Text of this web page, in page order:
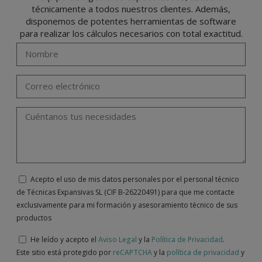
técnicamente a todos nuestros clientes. Además,
disponemos de potentes herramientas de software
para realizar los cálculos necesarios con total exactitud.
Acepto el uso de mis datos personales por el personal técnico
de Técnicas Expansivas SL (CIF B-26220491) para que me contacte
exclusivamente para mi formación y asesoramiento técnico de sus
productos
He leído y acepto el Aviso Legal y la Política de Privacidad.
Este sitio está protegido por reCAPTCHAy la política de privacidad y